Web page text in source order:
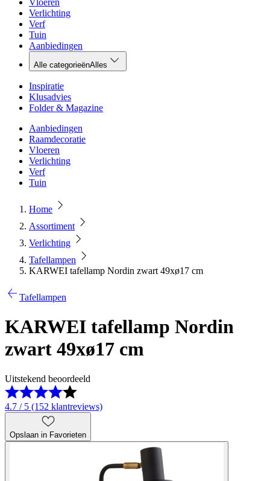
Vloeren
Verlichting
Verf
Tuin
Aanbiedingen
Alle categorieënAlles
Inspiratie
Klusadvies
Folder & Magazine
Aanbiedingen
Raamdecoratie
Vloeren
Verlichting
Verf
Tuin
Home
Assortiment
Verlichting
Tafellampen
KARWEI tafellamp Nordin zwart 49xø17 cm
Tafellampen
KARWEI tafellamp Nordin
zwart 49xø17 cm
Uitstekend beoordeeld
4.7 / 5 (152 klantreviews)
Opslaan in Favorieten